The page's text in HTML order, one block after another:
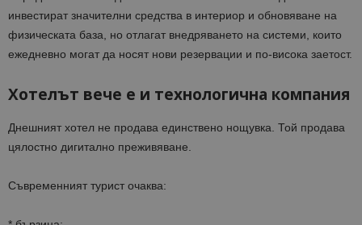
инвестират значителни средства в интериор и обновяване на
физическата база, но отлагат внедряването на системи, които
ежедневно могат да носят нови резервации и по-висока заетост.
Хотелът вече е и технологична компания
Днешният хотел не продава единствено нощувка. Той продава
цялостно дигитално преживяване.
Съвременният турист очаква: